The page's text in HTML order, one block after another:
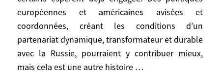
européennes et américaines avisées et
coordonnées, créant les conditions d’un
partenariat dynamique, transformateur et durable
avec la Russie, pourraient y contribuer mieux,
mais cela est une autre histoire …
Dans sa longue histoire rien n’a préparé la
Russie à une mutation aussi profonde. Il
était naïf de penser qu’une démocratie
russe à l’occidentale surgirait dès les